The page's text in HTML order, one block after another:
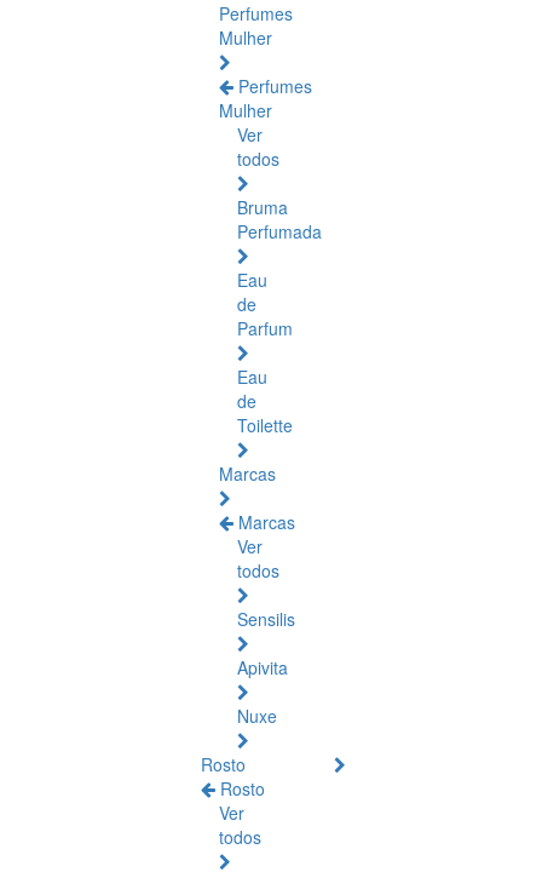
Perfumes
Mulher
Perfumes
Mulher
Ver
todos
Bruma
Perfumada
Eau
de
Parfum
Eau
de
Toilette
Marcas
Marcas
Ver
todos
Sensilis
Apivita
Nuxe
Rosto
Rosto
Ver
todos